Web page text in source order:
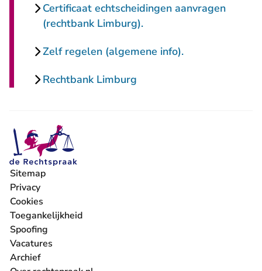
Certificaat echtscheidingen aanvragen
(rechtbank Limburg).
Zelf regelen (algemene info).
Rechtbank Limburg
Sitemap
Privacy
Cookies
Toegankelijkheid
Spoofing
Vacatures
- U verlaat Rechtspraak.nl
Archief